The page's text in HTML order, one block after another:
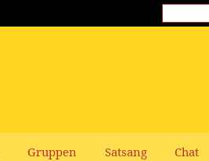
Gruppen Satsang Chat